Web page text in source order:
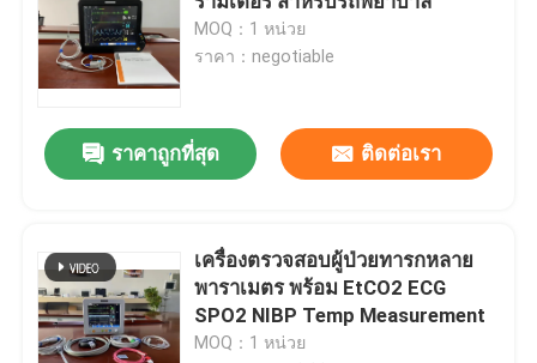
บ้าน
วิดีโอ
MOQ：1 หน่วย
ราคา：negotiable
ราคาถูกที่สุด ติดต่อเรา
เครื่องตรวจสอบผู้ป่วยทารกหลาย
พาราเมตร พร้อม EtCO2 ECG
SPO2 NIBP Temp Measurement
MOQ：1 หน่วย